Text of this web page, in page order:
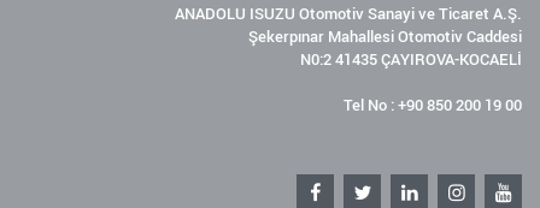
ANADOLU ISUZU Otomotiv Sanayi ve Ticaret A.Ş.
Şekerpınar Mahallesi Otomotiv Caddesi
N0:2 41435 ÇAYIROVA-KOCAELİ
Tel No : +90 850 200 19 00